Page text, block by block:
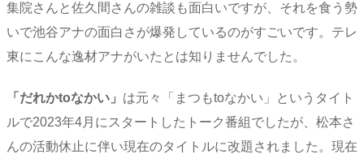
集院さんと佐久間さんの雑談も面白いですが、それを食う勢
いで池谷アナの面白さが爆発しているのがすごいです。テレ
東にこんな逸材アナがいたとは知りませんでした。
「だれかtoなかい」 は元々「まつもtoなかい」というタイト
ルで2023年4月にスタートしたトーク番組でしたが、松本さ
んの活動休止に伴い現在のタイトルに改題されました。現在